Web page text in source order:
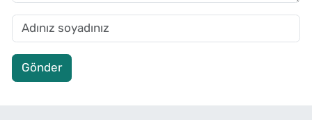
Gönder